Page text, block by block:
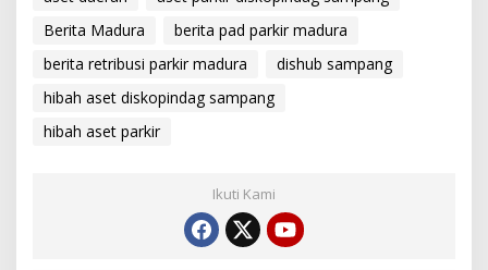
Berita Madura
berita pad parkir madura
berita retribusi parkir madura
dishub sampang
hibah aset diskopindag sampang
hibah aset parkir
Ikuti Kami